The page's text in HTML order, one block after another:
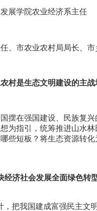
学院农业经济系主任
市农业农村局局长、市
村是生态文明建设的主
摆在强国建设、民族复
为指引，统筹推进山水
些短板？将生态资源转
经济社会发展全面绿色
把我国建成富强民主文